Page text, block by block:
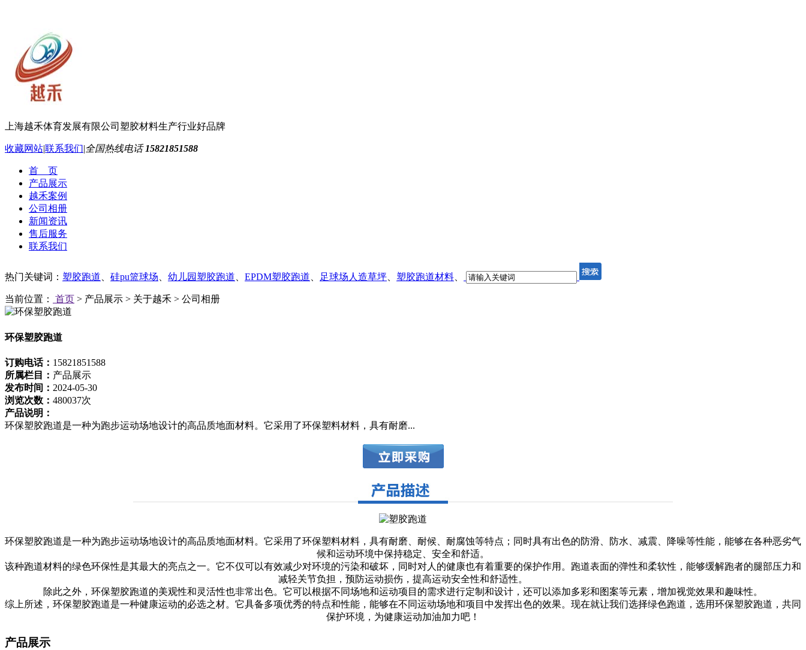
上海越禾体育发展有限公司 塑胶材料生产行业好品牌
收藏网站|联系我们|全国热线电话15821851588
首 页
产品展示
越禾案例
公司相册
新闻资讯
售后服务
联系我们
热门关键词： 塑胶跑道 硅pu篮球场 幼儿园塑胶跑道 EPDM塑胶跑道 足球场人造草坪 塑胶跑道材料
当前位置： 首页 > 产品展示 > 关于越禾 > 公司相册
环保塑胶跑道
订购电话： 15821851588
所属栏目： 产品展示
发布时间： 2024-05-30
浏览次数： 480037次
产品说明：
环保塑胶跑道是一种为跑步运动场地设计的高品质地面材料。它采用了环保塑料材料，具有耐磨...
环保塑胶跑道是一种为跑步运动场地设计的高品质地面材料。它采用了环保塑料材料，具有耐磨、耐候、耐腐蚀等特点；同时具有出色的防滑、防水、减震、降噪等性能，能够在各种恶劣气
候和运动环境中保持稳定、安全和舒适。
该种跑道材料的绿色环保性是其最大的亮点之一。它不仅可以有效减少对环境的污染和破坏，同时对人的健康也有着重要的保护作用。跑道表面的弹性和柔软性，能够缓解跑者的腿部压力和
减轻关节负担，预防运动损伤，提高运动安全性和舒适性。
除此之外，环保塑胶跑道的美观性和灵活性也非常出色。它可以根据不同场地和运动项目的需求进行定制和设计，还可以添加多彩和图案等元素，增加视觉效果和趣味性。
综上所述，环保塑胶跑道是一种健康运动的必选之材。它具备多项优秀的特点和性能，能够在不同运动场地和项目中发挥出色的效果。现在就让我们选择绿色跑道，选用环保塑胶跑道，共同
保护环境，为健康运动加油加力吧！
产品展示